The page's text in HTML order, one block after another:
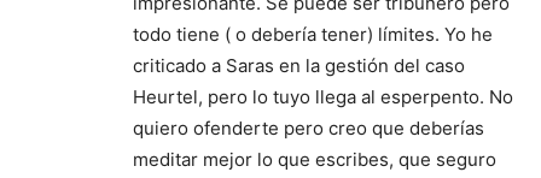
todo tiene ( o debería tener) límites. Yo he
criticado a Saras en la gestión del caso
Heurtel, pero lo tuyo llega al esperpento. No
quiero ofenderte pero creo que deberías
meditar mejor lo que escribes, que seguro